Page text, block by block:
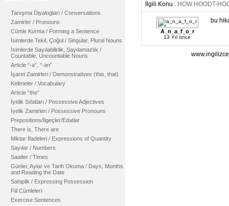
Tanışma Diyalogları / Conversations
Zamirler / Pronouns
Cümle Kurma / Forming a Sentence
İsimlerde Tekil, Çoğul / Singular, Plural Nouns
İsimlerde Sayılabilirlik, Sayılamazlık /
Countable, Uncountable Nouns
Article “-a”, “-an”
İşaret Zamirleri / Demonstratives (this, that)
Kelimeler / Vocabulary
Article “the”
İyelik Sıfatları / Possessive Adjectives
İyelik Zamirleri / Possessive Pronouns
Prepositions/İlgeçler/Edatlar
There is, There are
Miktar İfadeleri / Expressions of Quantity
Sayılar / Numbers
Saatler / Times
Günler, Aylar ve Tarih Okuma / Days, Months
and Reading the Date
Sahiplik / Expressing Possession
Fiil Cümleleri
Exercise Sentences
İlgili Konu : HOW HOODT-
A_n_a_f_o_r
13 Yıl önce
bu